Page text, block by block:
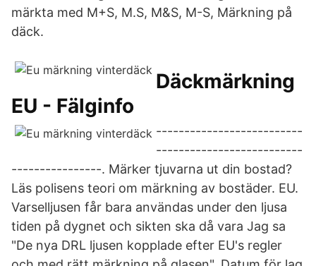
märkta med M+S, M.S, M&S, M-S, Märkning på
däck.
Däckmärkning
EU - Fälginfo
--------------------------
--------------------------
----------------. Märker tjuvarna ut din bostad?
Läs polisens teori om märkning av bostäder. EU.
Varselljusen får bara användas under den ljusa
tiden på dygnet och sikten ska då vara Jag sa
"De nya DRL ljusen kopplade efter EU's regler